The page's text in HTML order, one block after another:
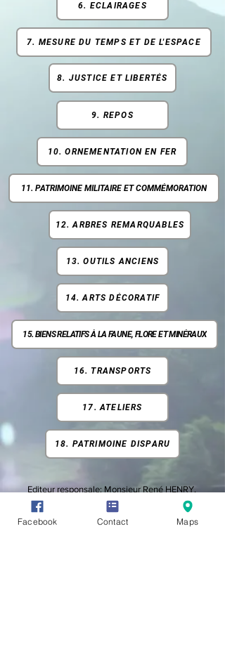
6. ECLAIRAGES
7. MESURE DU TEMPS ET DE L'ESPACE
8. JUSTICE ET LIBERTÉS
9. REPOS
10. ORNEMENTATION EN FER
11. PATRIMOINE MILITAIRE ET COMMÉMORATION
12. ARBRES REMARQUABLES
13. OUTILS ANCIENS
14. ARTS DÉCORATIF
15. BIENS RELATIFS À LA FAUNE, FLORE ET MINÉRAUX
16. TRANSPORTS
17. ATELIERS
18. PATRIMOINE DISPARU
Editeur responsale: Monsieur René HENRY,
Rue des Chars 6 -4920 AYWAILLE
rene.henry@aywaille.be
Facebook Contact Maps